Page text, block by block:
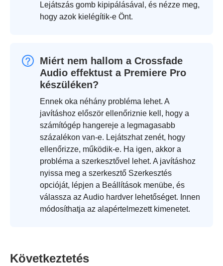
Lejátszás gomb kipipálásával, és nézze meg,
hogy azok kielégítik-e Önt.
Miért nem hallom a Crossfade
Audio effektust a Premiere Pro
készüléken?
Ennek oka néhány probléma lehet. A
javításhoz először ellenőriznie kell, hogy a
számítógép hangereje a legmagasabb
százalékon van-e. Lejátszhat zenét, hogy
ellenőrizze, működik-e. Ha igen, akkor a
probléma a szerkesztővel lehet. A javításhoz
nyissa meg a szerkesztő Szerkesztés
opcióját, lépjen a Beállítások menübe, és
válassza az Audio hardver lehetőséget. Innen
módosíthatja az alapértelmezett kimenetet.
Következtetés